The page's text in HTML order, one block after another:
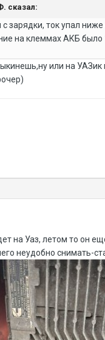
сказал:
зарядки, ток упал
на клеммах АКБ было
или на УАЗик
на Уаз, летом то он
неудобно снимать-